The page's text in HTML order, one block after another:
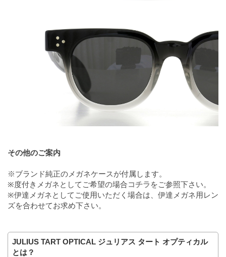
その他のご案内
※ブランド純正のメガネケースが付属します。
※度付きメガネとしてご希望の場合コチラ をご参照下さい。
※伊達メガネとしてご使用いただく場合は、伊達メガネ用レン
ズを合わせてお求め下さい。
JULIUS TART OPTICAL ジュリアス タート オプティカル
とは？